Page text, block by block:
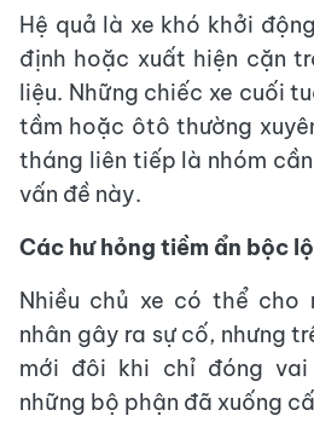
Hệ quả là xe khó khởi
định hoặc xuất hiện cặn
liệu. Những chiếc xe cuối
tầm hoặc ôtô thường
tháng liên tiếp là nhóm
vấn đề này.
Các hư hỏng tiềm ẩn bộc
Nhiều chủ xe có thể cho
nhân gây ra sự cố, nhưng
mới đôi khi chỉ đóng
những bộ phận đã xuống